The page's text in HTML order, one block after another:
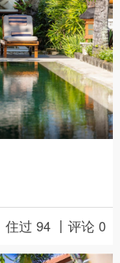
住过 94 丨评论 0